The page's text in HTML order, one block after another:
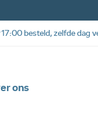
ons
besteld, zelfde dag